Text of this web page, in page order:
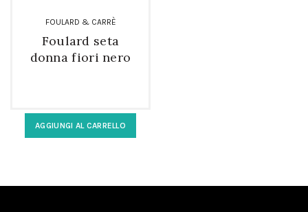
FOULARD & CARRÈ
Foulard seta
donna fiori nero
AGGIUNGI AL CARRELLO